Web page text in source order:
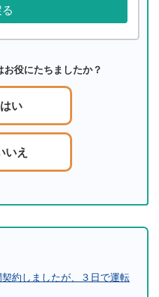
役にたちましたか？
はい
いえ
約しましたが、３日で運転